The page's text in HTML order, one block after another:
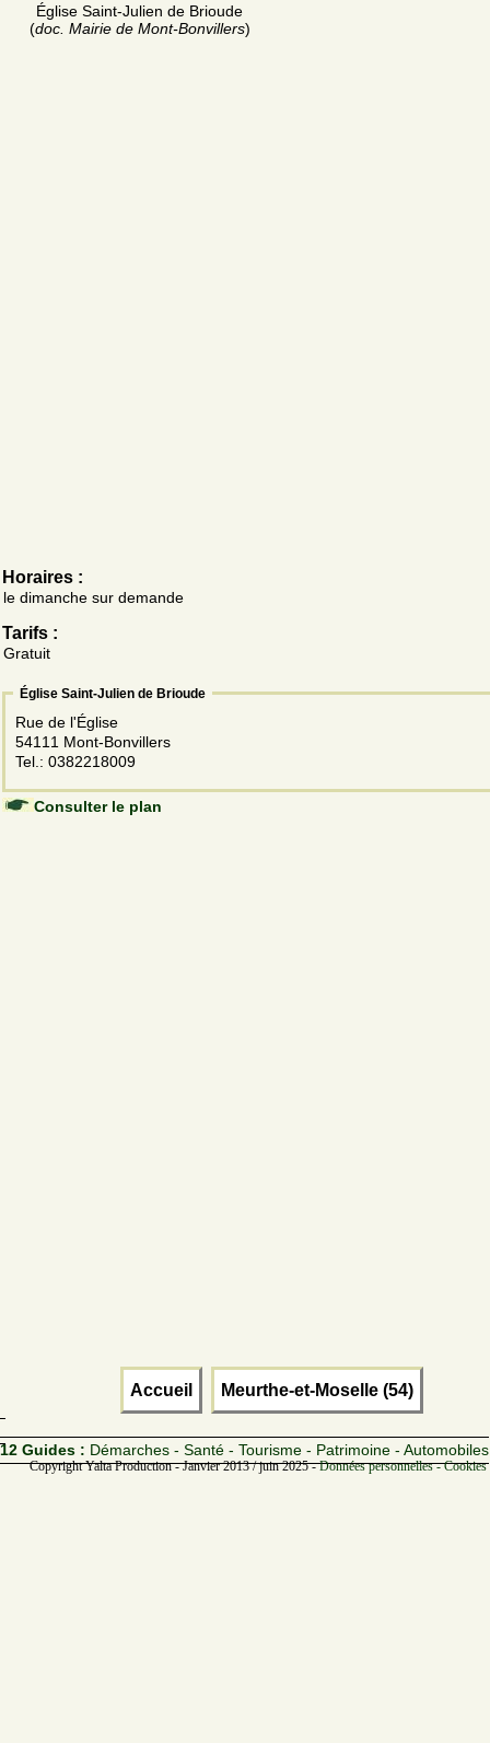
Église Saint-Julien de Brioude
(doc. Mairie de Mont-Bonvillers)
Horaires :
le dimanche sur demande
Tarifs :
Gratuit
Église Saint-Julien de Brioude
Rue de l'Église
54111 Mont-Bonvillers
Tel.: 0382218009
Consulter le plan
Accueil Meurthe-et-Moselle (54)
12 Guides : Démarches - Santé - Tourisme - Patrimoine - Automobiles
Copyright Yalta Production - Janvier 2013 / juin 2025 -Données personnelles -